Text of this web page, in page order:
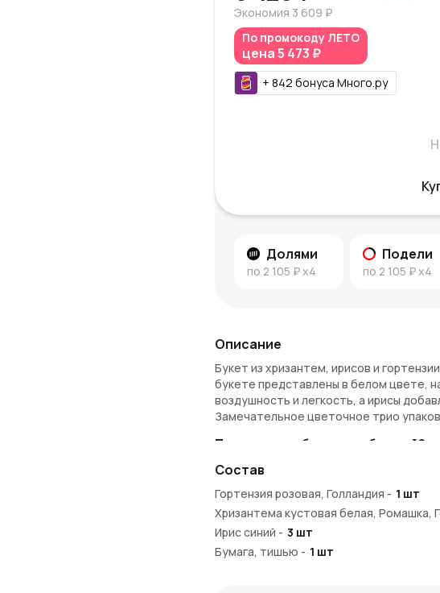
Экономия 3 609 ₽
По промокоду ЛЕТО
цена5 473 ₽
+ 842 бонуса Много.ру
Долями
по 2 105 ₽x4
Подели
по 2 105 ₽x4
Описание
Букет из хризантем, ирисов и
букете представлены в белом цвете,
воздушность и легкость, а ирисы
Замечательное цветочное трио
Почему этот букет особенный?
Хризантемы символизируют
гортензия приносит атмосферу
чтобы создать уникальную
выбор для тех, кто хочет передать
Когда дарить букет из
Состав
Гортензия розовая, Голландия - 1 шт
Хризантема кустовая белая, Ромашка,
Ирис синий - 3 шт
Бумага, тишью - 1 шт